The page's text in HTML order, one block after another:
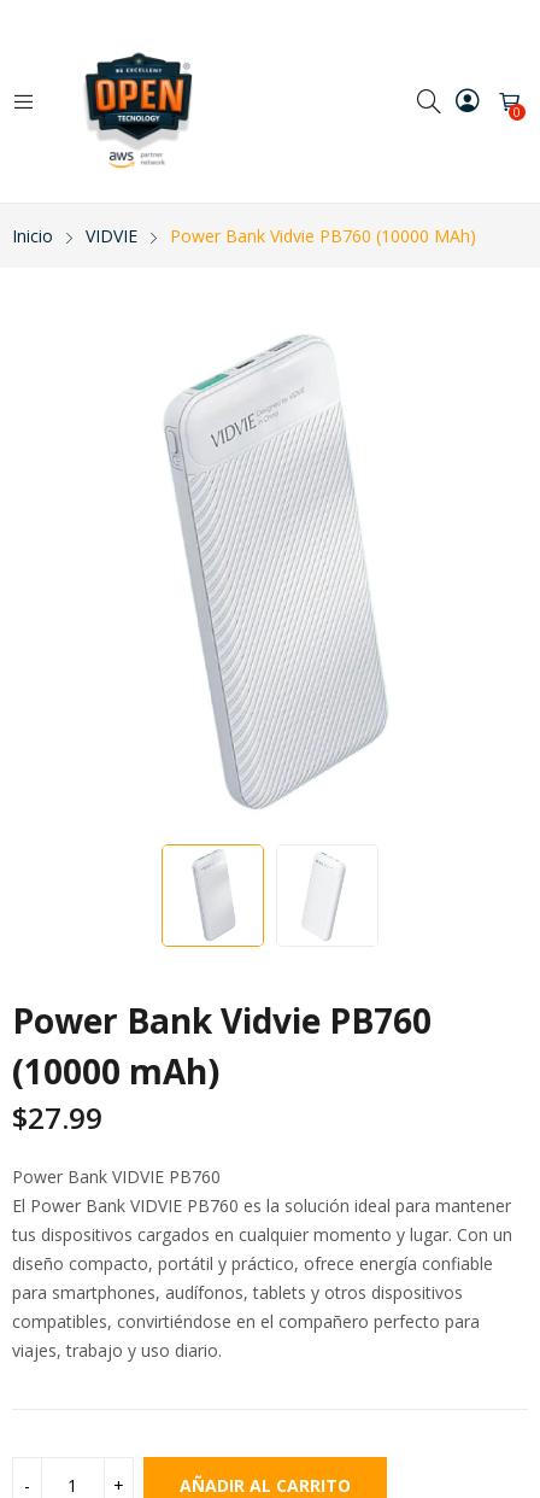
0
Inicio VIDVIE Power Bank Vidvie PB760 (10000 MAh)
Power Bank Vidvie PB760
(10000 mAh)
$27.99
Power Bank VIDVIE PB760
El Power Bank VIDVIE PB760 es la solución ideal para mantener
tus dispositivos cargados en cualquier momento y lugar. Con un
diseño compacto, portátil y práctico, ofrece energía confiable
para smartphones, audífonos, tablets y otros dispositivos
compatibles, convirtiéndose en el compañero perfecto para
viajes, trabajo y uso diario.
AÑADIR AL CARRITO